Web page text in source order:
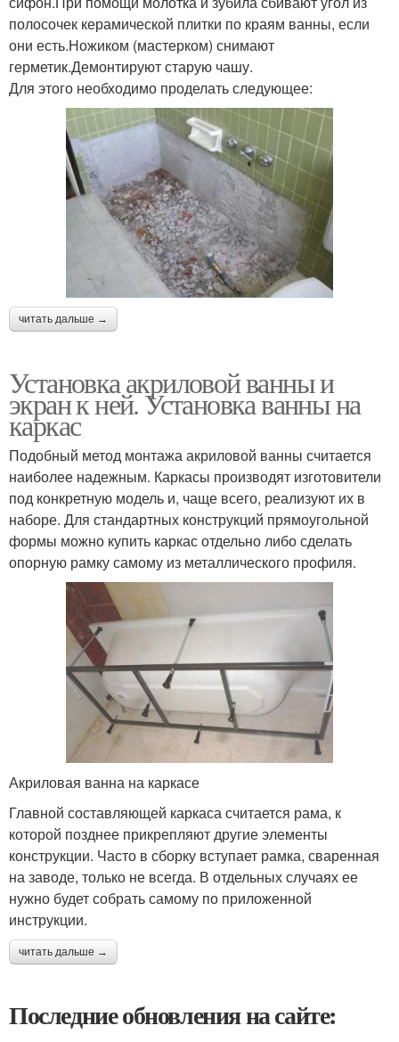
полосочек керамической плитки по краям ванны, если
они есть.Ножиком (мастерком) снимают
герметик.Демонтируют старую чашу.
Для этого необходимо проделать следующее:
читать дальше →
Установка акриловой ванны и
экран к ней. Установка ванны на
каркас
Подобный метод монтажа акриловой ванны считается
наиболее надежным. Каркасы производят изготовители
под конкретную модель и, чаще всего, реализуют их в
наборе. Для стандартных конструкций прямоугольной
формы можно купить каркас отдельно либо сделать
опорную рамку самому из металлического профиля.
Акриловая ванна на каркасе
Главной составляющей каркаса считается рама, к
которой позднее прикрепляют другие элементы
конструкции. Часто в сборку вступает рамка, сваренная
на заводе, только не всегда. В отдельных случаях ее
нужно будет собрать самому по приложенной
инструкции.
читать дальше →
Последние обновления на сайте: